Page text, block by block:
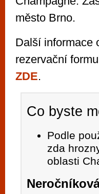
město Brno.
Další informace
rezervační
ZDE.
Co byste
Podle
zda
oblasti